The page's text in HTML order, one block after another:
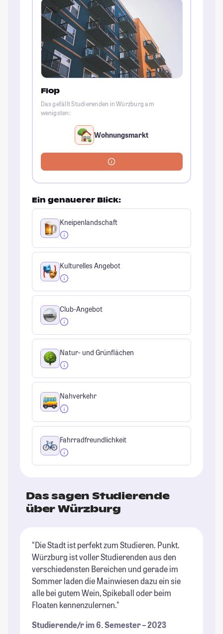
Flop
Das gefällt Studierenden in Würzburg am
wenigsten:
Wohnungsmarkt
Ein genauerer Blick:
Kneipenlandschaft
Kulturelles Angebot
Club-Angebot
Natur- und Grünflächen
Nahverkehr
Fahrradfreundlichkeit
Das sagen Studierende
über Würzburg
"Die Stadt ist perfekt zum Studieren. Punkt.
Würzburg ist voller Studierenden aus den
verschiedensten Bereichen und gerade im
Sommer laden die Mainwiesen dazu ein sie
alle bei gutem Wein, Spikeball oder beim
Floaten kennenzulernen."
Studierende/r im 6. Semester – 2023